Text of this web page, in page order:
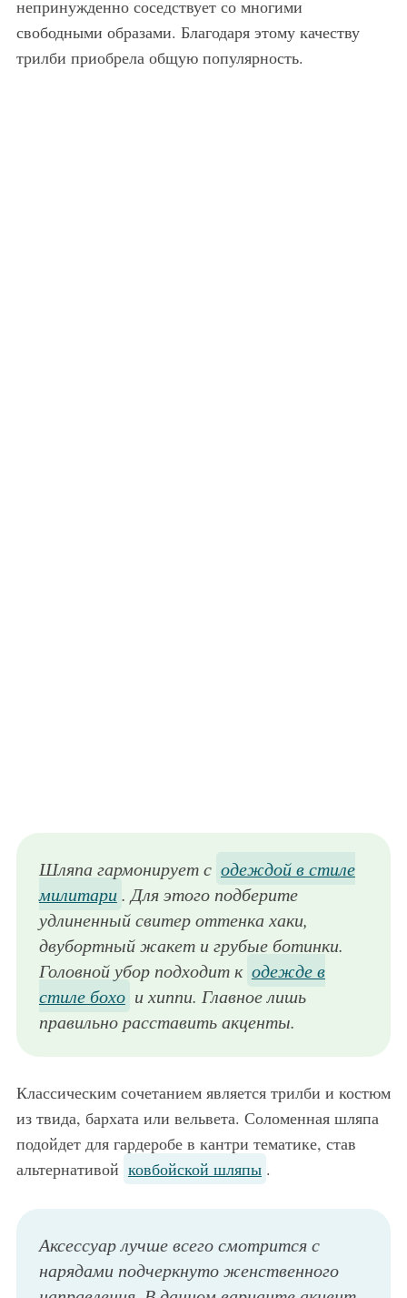
непринужденно соседствует со многими
свободными образами. Благодаря этому качеству
трилби приобрела общую популярность.
Шляпа гармонирует с одеждой в стиле
милитари. Для этого подберите
удлиненный свитер оттенка хаки,
двубортный жакет и грубые ботинки.
Головной убор подходит к одежде в
стиле бохо и хиппи. Главное лишь
правильно расставить акценты.
Классическим сочетанием является трилби и костюм
из твида, бархата или вельвета. Соломенная шляпа
подойдет для гардеробе в кантри тематике, став
альтернативой ковбойской шляпы .
Аксессуар лучше всего смотрится с
нарядами подчеркнуто женственного